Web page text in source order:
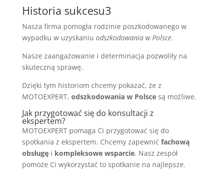
Historia sukcesu3
Nasza firma pomogła rodzinie poszkodowanego w
wypadku w uzyskaniu odszkodowania w Polsce.
Nasze zaangażowanie i determinacja pozwoliły na
skuteczną sprawę.
Dzięki tym historiom chcemy pokazać, że z
MOTOEXPERT, odszkodowania w Polscesą możliwe.
Jak przygotować się do konsultacji z
ekspertem?
MOTOEXPERT pomaga Ci przygotować się do
spotkania z ekspertem. Chcemy zapewnić fachową
obsługęi kompleksowe wsparcie. Nasz zespół
pomoże Ci wykorzystać to spotkanie na najlepsze.